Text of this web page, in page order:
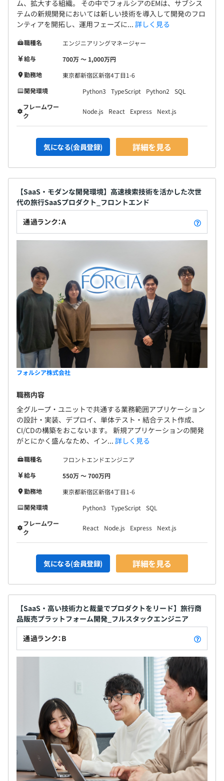
ム、拡大する組織。 その中でフォルシアのEMは、サブシス
テムの新規開発においては新しい技術を導入して開発のフロ
ンティアを開拓し、運用フェーズに... 詳しく見る
職種名
エンジニアリングマネージャー
給与
700万 〜 1,000万円
勤務地
東京都新宿区新宿4丁目1-6
開発環境
Python3 TypeScript Python2
SQL
フレームワー
ク
Node.js React Express Next.js
気になる(会員登録) 詳細を見る
【SaaS・モダンな開発環境】高速検索技術を活かした次世
代の旅行SaaSプロダクト_フロントエンド
通過ランク：A
フォルシア株式会社
職務内容
全グループ・ユニットで共通する業務範囲アプリケーション
の設計・実装、デプロイ、単体テスト・結合テスト作成、
CI/CDの構築をおこないます。 新規アプリケーションの開発
がとにかく盛んなため、イン... 詳しく見る
職種名
フロントエンドエンジニア
給与
550万 〜 700万円
勤務地
東京都新宿区新宿4丁目1-6
開発環境
Python3 TypeScript
SQL
フレームワー
ク
React Node.js Express Next.js
気になる(会員登録) 詳細を見る
【SaaS・高い技術力と裁量でプロダクトをリード】旅行商
品販売プラットフォーム開発_フルスタックエンジニア
通過ランク：B